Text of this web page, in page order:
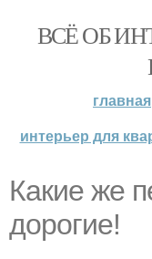
ВСЁ ОБ
главная
интерьер для
Какие же
дорогие!